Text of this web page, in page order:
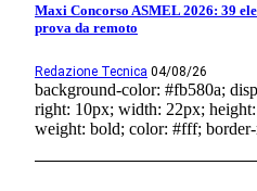
Maxi Concorso ASMEL 2026: 39
prova da remoto
Redazione Tecnica 04/08/26
background-color: #fb580a;
right: 10px; width: 22px;
weight: bold; color: #fff;